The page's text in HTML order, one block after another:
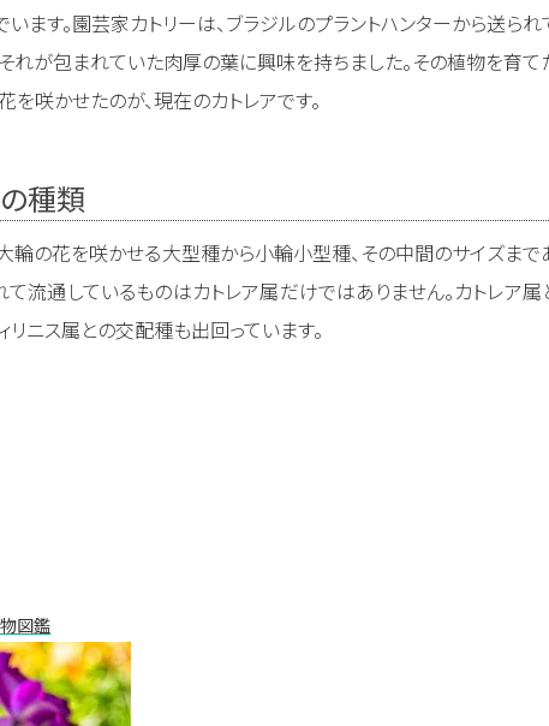
います。園芸家カトリーは、ブラジルのプラントハンターから送られ
れが包まれていた肉厚の葉に興味を持ちました。その植物を育て
を咲かせたのが、現在のカトレアです。
の種類
輪の花を咲かせる大型種から小輪小型種、その中間のサイズまで
て流通しているものはカトレア属だけではありません。カトレア属
リニス属との交配種も出回っています。
図鑑